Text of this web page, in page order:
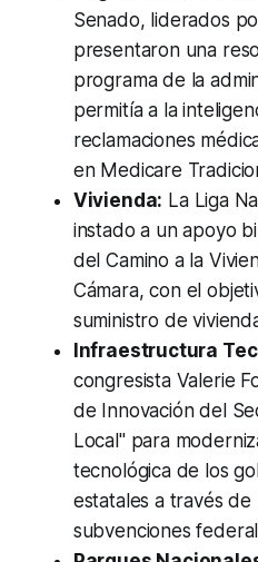
Senado, liderados
presentaron una
programa de la
permitía a la
reclamaciones
en Medicare
Vivienda: La Liga
instado a un apoyo
del Camino a la
Cámara, con el
suministro de
Infraestructura
congresista Valerie
de Innovación del
Local" para
tecnológica de los
estatales a través
subvenciones